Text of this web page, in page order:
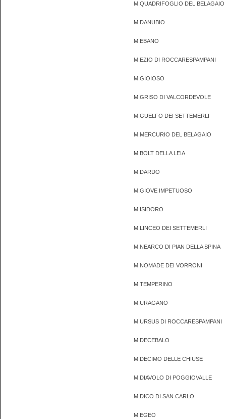
M.QUADRIFOGLIO DEL BELAGAIO
M.DANUBIO
M.EBANO
M.EZIO DI ROCCARESPAMPANI
M.GIOIOSO
M.GRISO DI VALCORDEVOLE
M.GUELFO DEI SETTEMERLI
M.MERCURIO DEL BELAGAIO
M.BOLT DELLA LEIA
M.DARDO
M.GIOVE IMPETUOSO
M.ISIDORO
M.LINCEO DEI SETTEMERLI
M.NEARCO DI PIAN DELLA SPINA
M.NOMADE DEI VORRONI
M.TEMPERINO
M.URAGANO
M.URSUS DI ROCCARESPAMPANI
M.DECEBALO
M.DECIMO DELLE CHIUSE
M.DIAVOLO DI POGGIOVALLE
M.DICO DI SAN CARLO
M.EGEO